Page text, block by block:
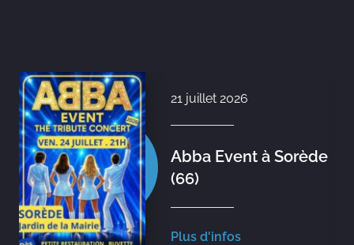
21 juillet 2026
Abba Event à Sorède
(66)
Plus d'infos